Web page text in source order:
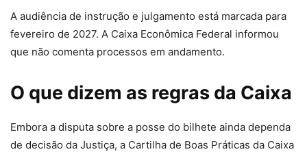
A audiência de instrução e julgamento está marcada para
fevereiro de 2027. A Caixa Econômica Federal informou
que não comenta processos em andamento.
O que dizem as regras da Caixa
Embora a disputa sobre a posse do bilhete ainda dependa
de decisão da Justiça, a Cartilha de Boas Práticas da Caixa